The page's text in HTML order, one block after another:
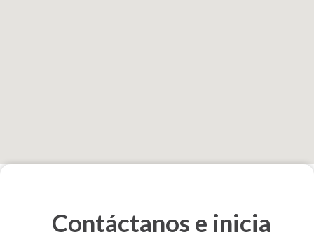
Contáctanos e inicia